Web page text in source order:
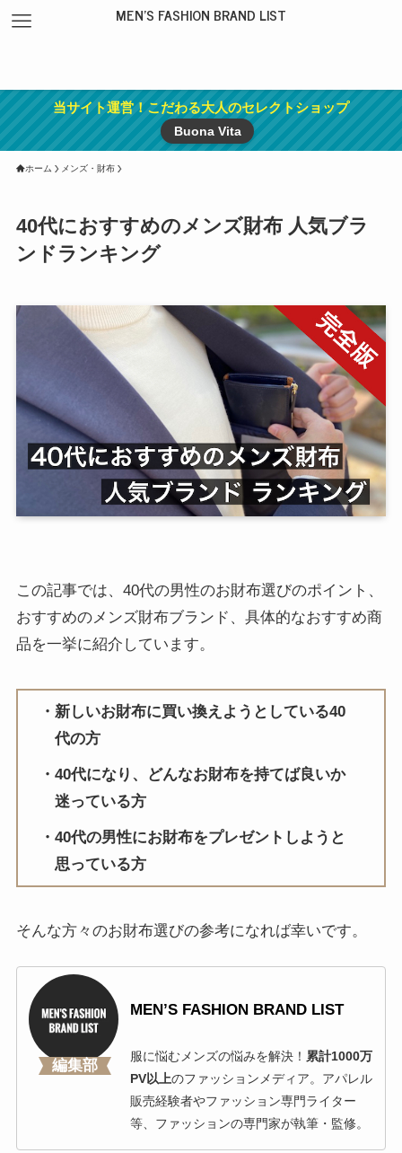
MEN'S FASHION BRAND LIST
当サイト運営！こだわる大人のセレクトショップ
Buona Vita
ホーム メンズ・財布
40代におすすめのメンズ財布 人気ブラ
ンドランキング
この記事では、40代の男性のお財布選びのポイント、
おすすめのメンズ財布ブランド、具体的なおすすめ商
品を一挙に紹介しています。
新しいお財布に買い換えようとしている40
代の方
40代になり、どんなお財布を持てば良いか
迷っている方
40代の男性にお財布をプレゼントしようと
思っている方
そんな方々のお財布選びの参考になれば幸いです。
編集部
MEN’S FASHION BRAND LIST
服に悩むメンズの悩みを解決！ 累計1000万
PV以上のファッションメディア。アパレル
販売経験者やファッション専門ライター
等、ファッションの専門家が執筆・監修。